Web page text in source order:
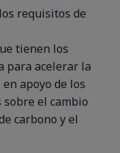
requisitos de
tienen los
para acelerar la
apoyo de los
sobre el cambio
carbono y el